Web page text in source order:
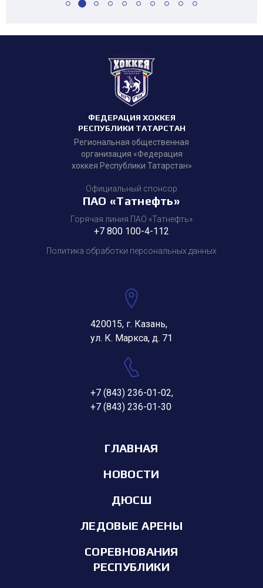
ФЕДЕРАЦИЯ ХОККЕЯ
РЕСПУБЛИКИ ТАТАРСТАН
Региональная общественная
организация «Федерация
хоккея Республики Татарстан»
Официальный спонсор
ПАО «Татнефть»
Горячая линия ПАО «Татнефть»
+7 800 100-4-112
Политика обработки персональных данных
420015, г. Казань,
ул. К. Маркса, д. 71
+7 (843) 236-01-02,
+7 (843) 236-01-30
ГЛАВНАЯ
НОВОСТИ
ДЮСШ
ЛЕДОВЫЕ АРЕНЫ
СОРЕВНОВАНИЯ
РЕСПУБЛИКИ